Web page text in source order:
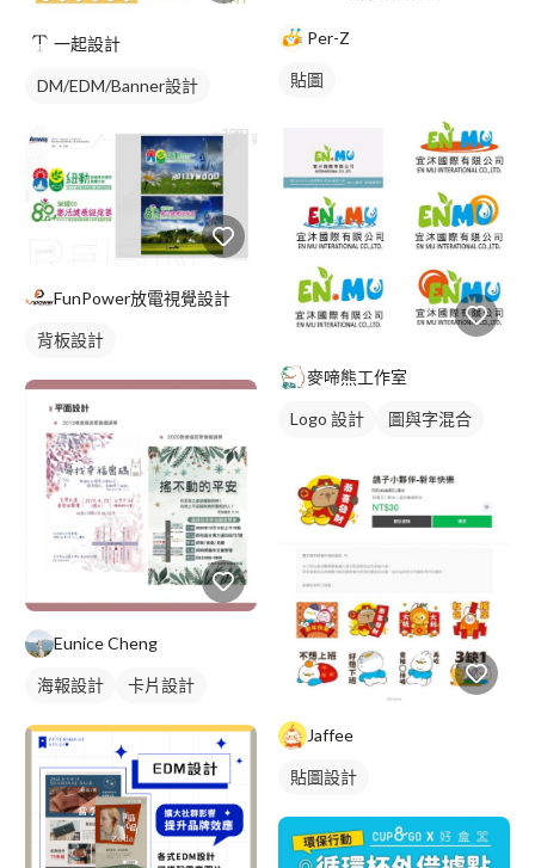
一起設計
DM/EDM/Banner設計
FunPower放電視覺設計
背板設計
Eunice Cheng
海報設計 卡片設計
Per-Z
貼圖
麥啼熊工作室
Logo 設計
圖與字混合
Jaffee
貼圖設計